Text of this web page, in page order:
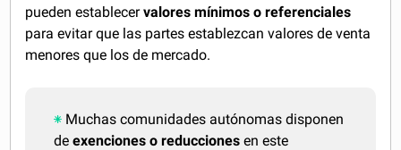
pueden establecervalores mínimos o referenciales
para evitar que las partes establezcan valores de venta
menores que los de mercado.
Muchas comunidades autónomas disponen
deexenciones o reducciones en este